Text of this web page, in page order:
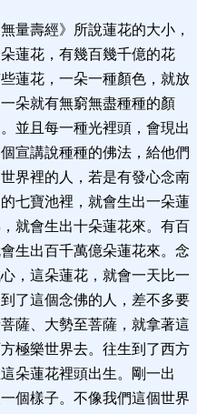
量壽經》所說蓮花的大小，
蓮花，有幾百幾千億的花
蓮花，一朵一種顏色，就放
朵就有無窮無盡種種的顏
並且每一種光裡頭，會現出
宣講說種種的佛法，給他們
界裡的人，若是有發心念南
七寶池裡，就會生出一朵蓮
就會生出十朵蓮花來。有百
生出百千萬億朵蓮花來。念
，這朵蓮花，就會一天比一
了這個念佛的人，差不多要
薩、大勢至菩薩，就拿著這
極樂世界去。往生到了西方
朵蓮花裡頭出生。剛一出
個樣子。不像我們這個世界